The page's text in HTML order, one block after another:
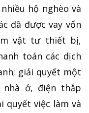
hộ nghèo và
đã được vay vốn
vật tư thiết bị,
toán các dịch
giải quyết một
ở, điện thắp
quyết việc làm và